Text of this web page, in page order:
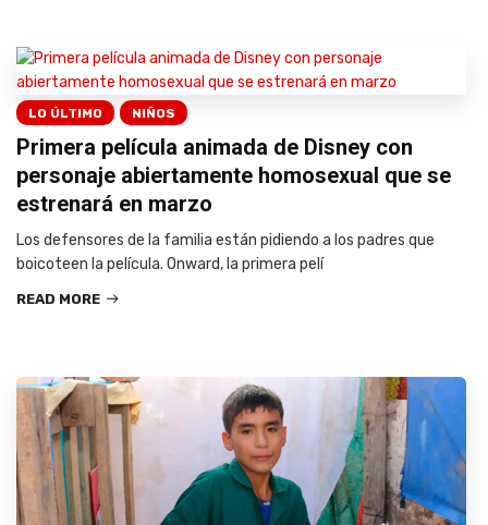
LO ÚLTIMO NIÑOS
Primera película animada de Disney con
personaje abiertamente homosexual que se
estrenará en marzo
Los defensores de la familia están pidiendo a los padres que
boicoteen la película. Onward, la primera pelí
READ MORE